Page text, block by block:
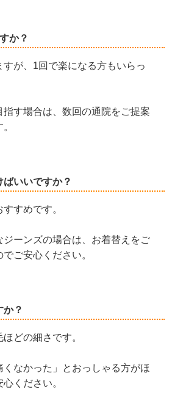
か？
が、1回で楽になる方もいらっ
指す場合は、数回の通院をご提案
ばいいですか？
すめです。
ジーンズの場合は、お着替えをご
ご安心ください。
か？
どの細さです。
くなかった」とおっしゃる方がほ
ください。